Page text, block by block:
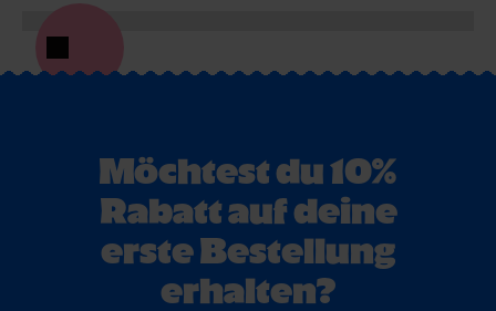
Möchtest du 10%
Rabatt auf deine
erste Bestellung
erhalten?